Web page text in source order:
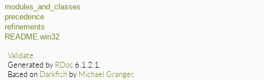
modules_and_classes
precedence
refinements
README.win32
Validate
Generated by RDoc 6.1.2.1.
Based on Darkfish by Michael Granger.